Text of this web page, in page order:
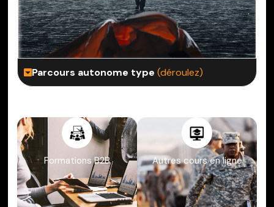
Parcours autonome type (déroulez)
Autres cours en ligne
Formations B2B